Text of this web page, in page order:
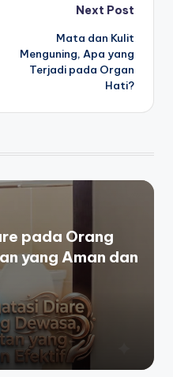
Next Post
Mata dan Kulit
Menguning, Apa yang
Terjadi pada Organ
Hati?
pada Orang
yang Aman dan